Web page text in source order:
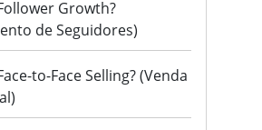
Growth?
de Seguidores)
to-Face Selling? (Venda